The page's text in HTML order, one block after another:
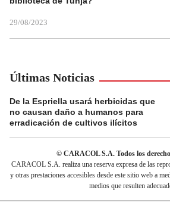
29/08/2023
Últimas Noticias
De la Espriella usará herbicidas que
no causan daño a humanos para
erradicación de cultivos ilícitos
© CARACOL S.A. Todos los
CARACOL S.A. realiza una reserva expresa de las
y otras prestaciones accesibles desde este sitio web a
medios que resulten